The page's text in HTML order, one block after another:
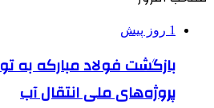
1 روز پیش
بازگشت فولاد مبارکه به
پروژه‌های ملی انتقال آب